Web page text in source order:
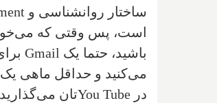
ساختار روانشناسی و
است، پس وقتی که
باشید، حتما یک Gmail
می‌کنید و حداقل ماهی
در You Tubeتان